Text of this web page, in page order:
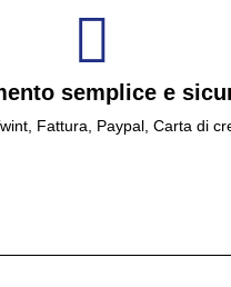
semplice e
Fattura, Paypal, Carta di